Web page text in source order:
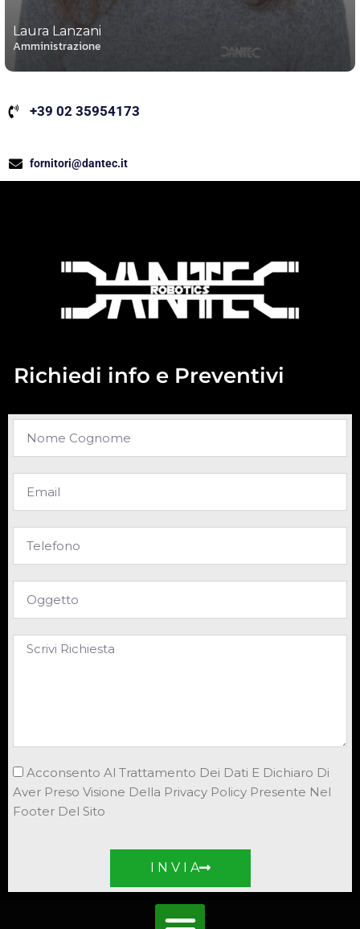
Laura Lanzani
Amministrazione
+39 02 35954173
fornitori@dantec.it
Richiedi info e Preventivi
Acconsento Al Trattamento Dei Dati E Dichiaro Di
Aver Preso Visione Della Privacy Policy Presente Nel
Footer Del Sito
I N V I A